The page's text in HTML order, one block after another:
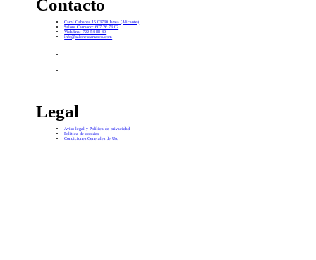
Contacto
Camí Cabanes 15 03730 Javea (Alicante)
Salons Carrasco: 607 26 73 02
Vidafina: 722 54 88 40
info@salonescarrasco.com
Legal
Aviso legal y Política de privacidad
Política de cookies
Condiciones Generales de Uso